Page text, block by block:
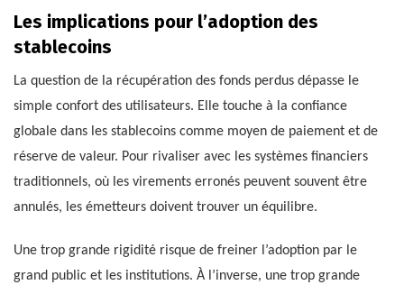
Les implications pour l’adoption des
stablecoins
La question de la récupération des fonds perdus dépasse le
simple confort des utilisateurs. Elle touche à la confiance
globale dans les stablecoins comme moyen de paiement et de
réserve de valeur. Pour rivaliser avec les systèmes financiers
traditionnels, où les virements erronés peuvent souvent être
annulés, les émetteurs doivent trouver un équilibre.
Une trop grande rigidité risque de freiner l’adoption par le
grand public et les institutions. À l’inverse, une trop grande